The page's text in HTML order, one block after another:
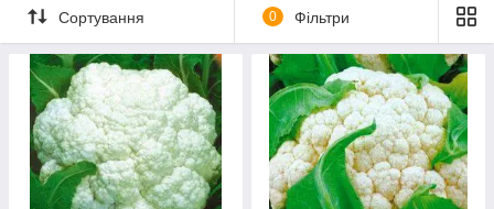
Сортування 0 Фільтри